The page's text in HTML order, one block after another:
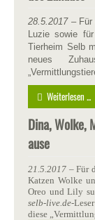
28.5.2017– Für
Luzie sowie
Tierheim Selb
neues
Weiterlesen ...
Dina, Wolke,
ause
21.5.2017 – Für
Katzen Wolke
Oreo und Lily
selb-live.de-
diese